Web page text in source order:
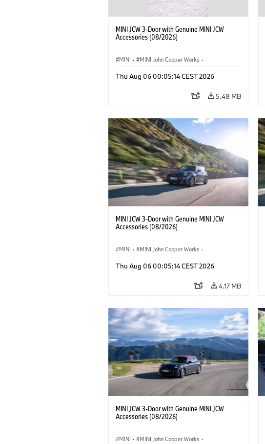
MINI JCW 3-Door with Genuine MINI JCW
Accessories (08/2026)
MINI · MINI John Cooper Works ·
Optional Extras, Accessories
Thu Aug 06 00:05:14 CEST 2026
5.48 MB
MINI JCW 3-Door with Genuine MINI JCW
Accessories (08/2026)
MINI · MINI John Cooper Works ·
Optional Extras, Accessories
Thu Aug 06 00:05:14 CEST 2026
4.17 MB
MINI JCW 3-Door with Genuine MINI JCW
Accessories (08/2026)
MINI · MINI John Cooper Works ·